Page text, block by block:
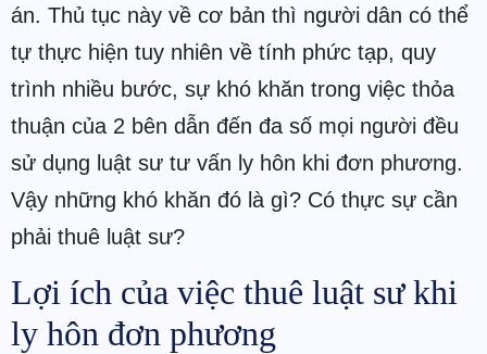
án. Thủ tục này về cơ bản thì người dân có thể
tự thực hiện tuy nhiên về tính phức tạp, quy
trình nhiều bước, sự khó khăn trong việc thỏa
thuận của 2 bên dẫn đến đa số mọi người đều
sử dụng luật sư tư vấn ly hôn khi đơn phương.
Vậy những khó khăn đó là gì? Có thực sự cần
phải thuê luật sư?
Lợi ích của việc thuê luật sư khi
ly hôn đơn phương